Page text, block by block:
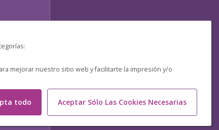
mejorar nuestro sitio web y facilitarte la impresión y/o
todo Aceptar Sólo Las Cookies Necesarias